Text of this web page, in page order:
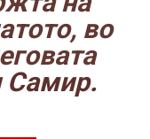
во
Самир.